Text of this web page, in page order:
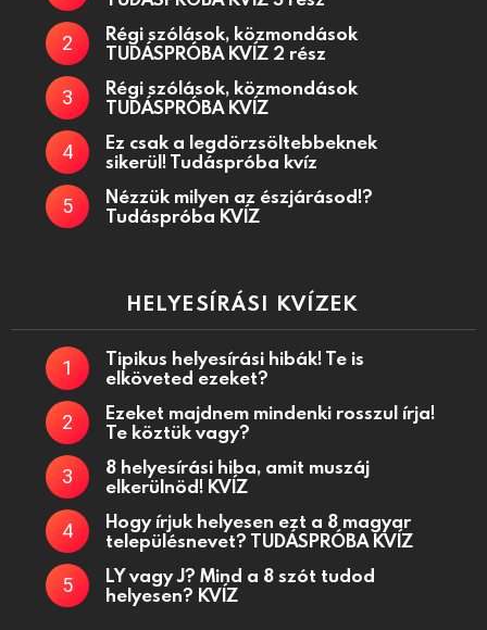
Régi szólások, közmondások
TUDÁSPRÓBA KVÍZ 2 rész
Régi szólások, közmondások
TUDÁSPRÓBA KVÍZ
Ez csak a legdörzsöltebbeknek
sikerül! Tudáspróba kvíz
Nézzük milyen az észjárásod!?
Tudáspróba KVÍZ
HELYESÍRÁSI KVÍZEK
Tipikus helyesírási hibák! Te is
elköveted ezeket?
Ezeket majdnem mindenki rosszul írja!
Te köztük vagy?
8 helyesírási hiba, amit muszáj
elkerülnöd! KVÍZ
Hogy írjuk helyesen ezt a 8 magyar
településnevet? TUDÁSPRÓBA KVÍZ
LY vagy J? Mind a 8 szót tudod
helyesen? KVÍZ